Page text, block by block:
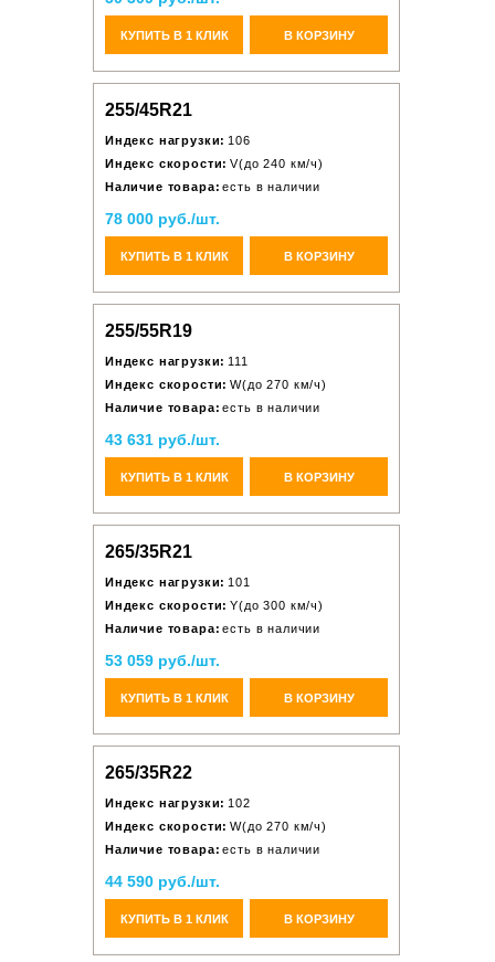
КУПИТЬ В 1 КЛИК В КОРЗИНУ
255/45R21
Индекс нагрузки: 106
Индекс скорости: V(до 240 км/ч)
Наличие товара: есть в наличии
78 000 руб./шт.
КУПИТЬ В 1 КЛИК В КОРЗИНУ
255/55R19
Индекс нагрузки: 111
Индекс скорости: W(до 270 км/ч)
Наличие товара: есть в наличии
43 631 руб./шт.
КУПИТЬ В 1 КЛИК В КОРЗИНУ
265/35R21
Индекс нагрузки: 101
Индекс скорости: Y(до 300 км/ч)
Наличие товара: есть в наличии
53 059 руб./шт.
КУПИТЬ В 1 КЛИК В КОРЗИНУ
265/35R22
Индекс нагрузки: 102
Индекс скорости: W(до 270 км/ч)
Наличие товара: есть в наличии
44 590 руб./шт.
КУПИТЬ В 1 КЛИК В КОРЗИНУ